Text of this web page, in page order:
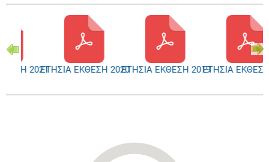
2021ΕΤΗΣΙΑ ΕΚΘΕΣΗ 2020ΕΤΗΣΙΑ ΕΚΘΕΣΗ 2019ΕΤΗΣΙΑ